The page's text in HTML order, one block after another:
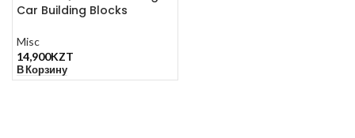
Car Building Blocks
Misc
14,900KZT
В Корзину